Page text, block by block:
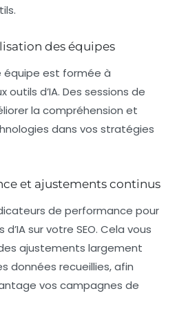
des équipes
équipe est formée à
outils d’IA. Des sessions de
la compréhension et
dans vos stratégies
et ajustements continus
de performance pour
d’IA sur votre SEO. Cela vous
ajustements largement
données recueillies, afin
vos campagnes de